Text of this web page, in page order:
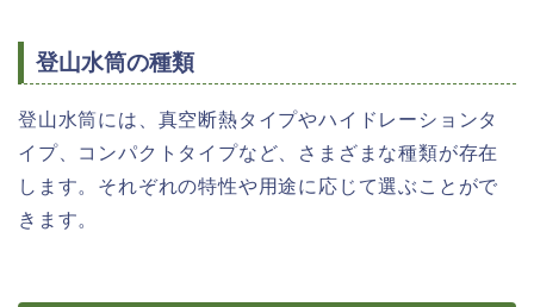
登山水筒の種類
登山水筒には、真空断熱タイプやハイドレーションタ
イプ、コンパクトタイプなど、さまざまな種類が存在
します。それぞれの特性や用途に応じて選ぶことがで
きます。